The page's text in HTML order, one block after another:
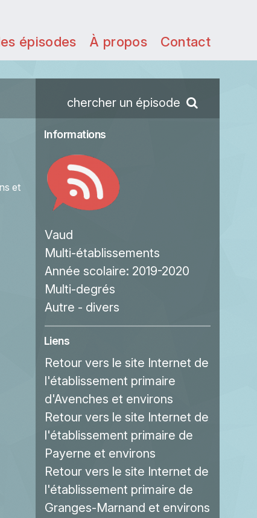
épisodes À propos Contact
chercher un épisode
et
Informations
Vaud
Multi-établissements
Année scolaire: 2019-2020
Multi-degrés
Autre - divers
Liens
Retour vers le site Internet de
l'établissement primaire
d'Avenches et environs
Retour vers le site Internet de
l'établissement primaire de
Payerne et environs
Retour vers le site Internet de
l'établissement primaire de
Granges-Marnand et environs